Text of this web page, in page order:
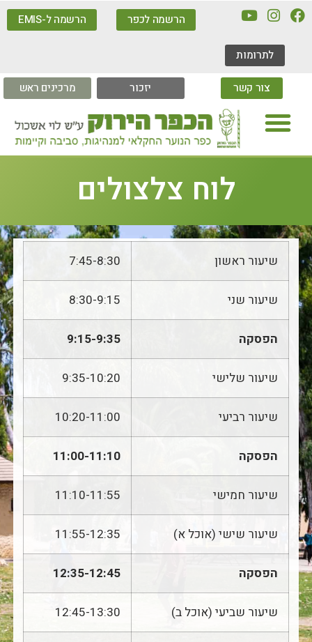
לתרומות
הרשמה לכפר הרשמה ל-EMIS
צור קשר יזכור מרכינים ראש
לוח צלצולים
שיעור ראשון 7:45-8:30
שיעור שני 8:30-9:15
הפסקה 9:15-9:35
שיעור שלישי 9:35-10:20
שיעור רביעי 10:20-11:00
הפסקה 11:00-11:10
שיעור חמישי 11:10-11:55
שיעור שישי (אוכל א) 11:55-12:35
הפסקה 12:35-12:45
שיעור שביעי (אוכל ב) 12:45-13:30